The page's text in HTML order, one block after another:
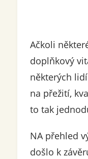
Ačkoli
doplňkový
některých
na přežití,
to tak
NA přehled
došlo k